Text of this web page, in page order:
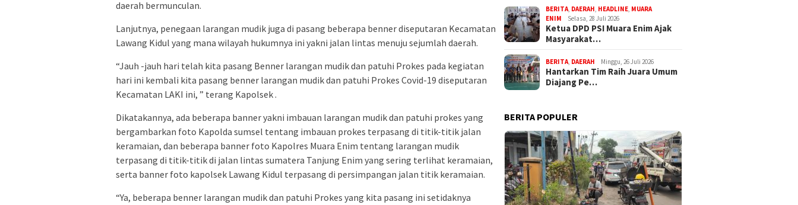
daerah bermunculan.
Lanjutnya, penegaan larangan mudik juga di pasang beberapa benner diseputaran Kecamatan
Lawang Kidul yang mana wilayah hukumnya ini yakni jalan lintas menuju sejumlah daerah.
“Jauh -jauh hari telah kita pasang Benner larangan mudik dan patuhi Prokes pada kegiatan
hari ini kembali kita pasang benner larangan mudik dan patuhi Prokes Covid-19 diseputaran
Kecamatan LAKI ini, ” terang Kapolsek .
Dikatakannya, ada beberapa banner yakni imbauan larangan mudik dan patuhi prokes yang
bergambarkan foto Kapolda sumsel tentang imbauan prokes terpasang di titik-titik jalan
keramaian, dan beberapa banner foto Kapolres Muara Enim tentang larangan mudik
terpasang di titik-titik di jalan lintas sumatera Tanjung Enim yang sering terlihat keramaian,
serta banner foto kapolsek Lawang Kidul terpasang di persimpangan jalan titik keramaian.
“Ya, beberapa benner larangan mudik dan patuhi Prokes yang kita pasang ini setidaknya
BERITA, DAERAH, HEADLINE, MUARA
ENIM
Selasa, 28 Juli 2026
Ketua DPD PSI Muara Enim Ajak
Masyarakat…
BERITA, DAERAH Minggu, 26 Juli 2026
Hantarkan Tim Raih Juara Umum
Diajang Pe…
BERITA POPULER